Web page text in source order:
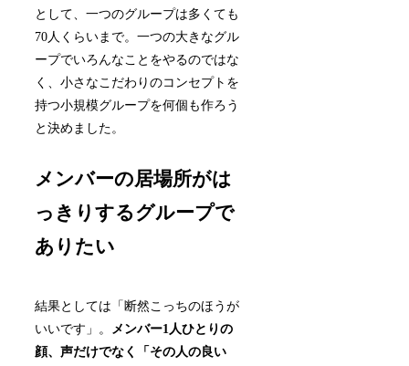
として、一つのグループは多くても
70人くらいまで。一つの大きなグル
ープでいろんなことをやるのではな
く、小さなこだわりのコンセプトを
持つ小規模グループを何個も作ろう
と決めました。
メンバーの居場所がは
っきりするグループで
ありたい
結果としては「断然こっちのほうが
いいです」。
メンバー1人ひとりの
顔、声だけでなく「その人の良い